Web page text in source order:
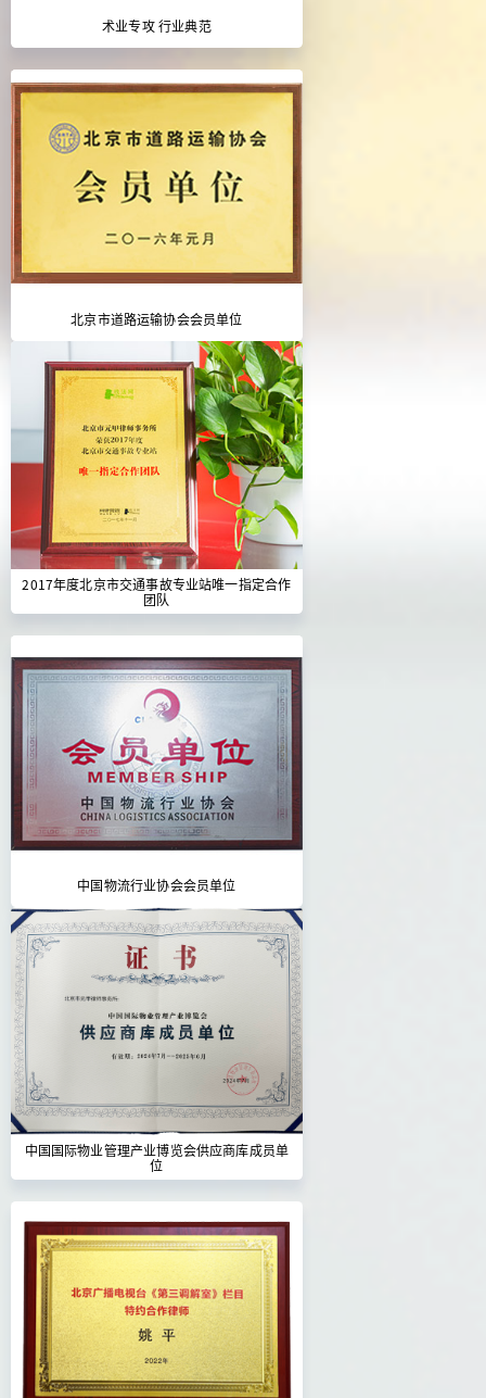
术业专攻 行业典范
北京市道路运输协会会员单位
2017年度北京市交通事故专业站唯一指定合作
团队
中国物流行业协会会员单位
中国国际物业管理产业博览会供应商库成员单
位